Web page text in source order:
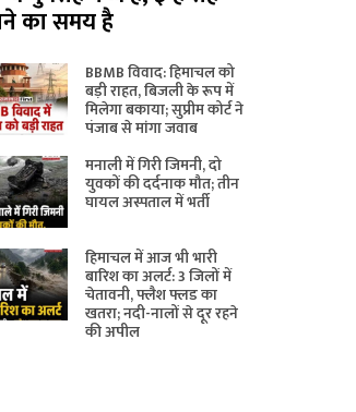
का समय है
BBMB विवाद: हिमाचल को
बड़ी राहत, बिजली के रूप में
मिलेगा बकाया; सुप्रीम कोर्ट ने
पंजाब से मांगा जवाब
मनाली में गिरी जिमनी, दो
युवकों की दर्दनाक मौत; तीन
घायल अस्पताल में भर्ती
हिमाचल में आज भी भारी
बारिश का अलर्ट: 3 जिलों में
चेतावनी, फ्लैश फ्लड का
खतरा; नदी-नालों से दूर रहने
की अपील